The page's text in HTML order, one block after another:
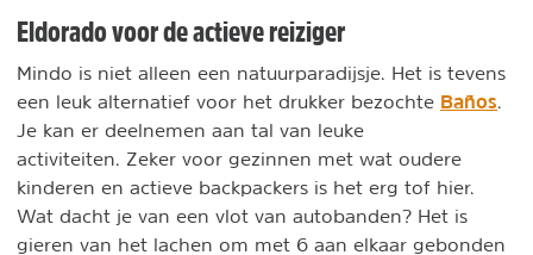
Eldorado voor de actieve reiziger
Mindo is niet alleen een natuurparadijsje. Het is tevens
een leuk alternatief voor het drukker bezochte Baños
Je kan er deelnemen aan tal van leuke
activiteiten. Zeker voor gezinnen met wat oudere
kinderen en actieve backpackers is het erg tof hier.
Wat dacht je van een vlot van autobanden? Het is
gieren van het lachen om met 6 aan elkaar gebonden